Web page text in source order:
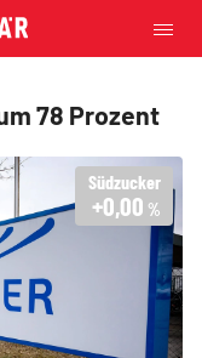
78 Prozent
Südzucker
+0,00 %